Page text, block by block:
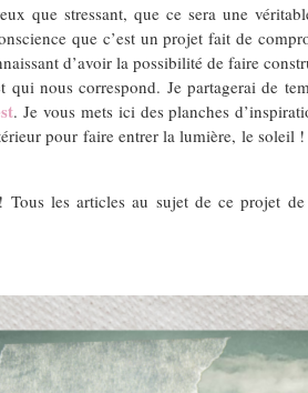
que stressant, que ce sera une
que c’est un projet fait de
d’avoir la possibilité de faire
nous correspond. Je partagerai de
. Je vous mets ici des planches
pour faire entrer la lumière, le soleil
Tous les articles au sujet de ce projet